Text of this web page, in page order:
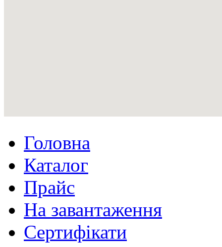
Головна
Каталог
Прайс
На завантаження
Сертифікати